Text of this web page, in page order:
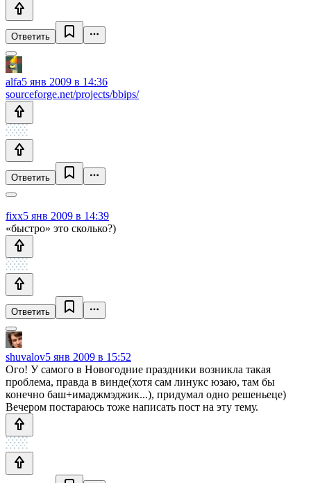
Ответить
alfa5 янв 2009 в 14:36
sourceforge.net/projects/bbips/
Ответить
fixx5 янв 2009 в 14:39
«быстро» это сколько?)
Ответить
shuvalov5 янв 2009 в 15:52
Ого! У самого в Новогодние праздники возникла такая
проблема, правда в винде(хотя сам линукс юзаю, там бы
конечно баш+имаджмэджик...), придумал одно решеньеце)
Вечером постараюсь тоже написать пост на эту тему.